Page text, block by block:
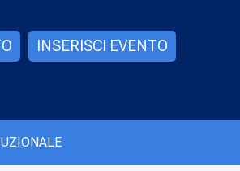
INSERISCI EVENTO